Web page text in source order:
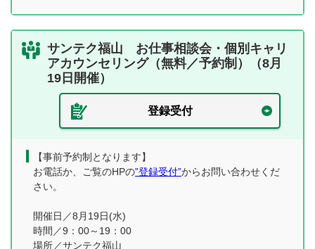
サンテク福山 お仕事相談会・個別キャリ
アカウンセリング（無料／予約制）（8月
19日開催）
登録受付
【事前予約制となります】
お電話か、ご覧のHPの”登録受付”からお問い合わせくだ
さい。
開催日／8月19日(水)
時間／9：00～19：00
場所／サンテク福山